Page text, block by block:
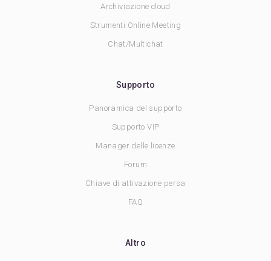
Archiviazione cloud
Strumenti Online Meeting
Chat/Multichat
Supporto
Panoramica del supporto
Supporto VIP
Manager delle licenze
Forum
Chiave di attivazione persa
FAQ
Altro